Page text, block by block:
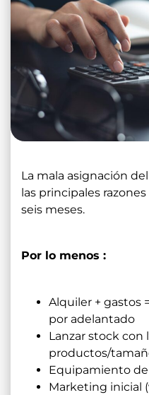
La mala asignación
las principales
seis meses.
Por lo menos :
Alquiler + gastos
por adelantado
Lanzar stock con
productos/
Equipamiento
Marketing inicial